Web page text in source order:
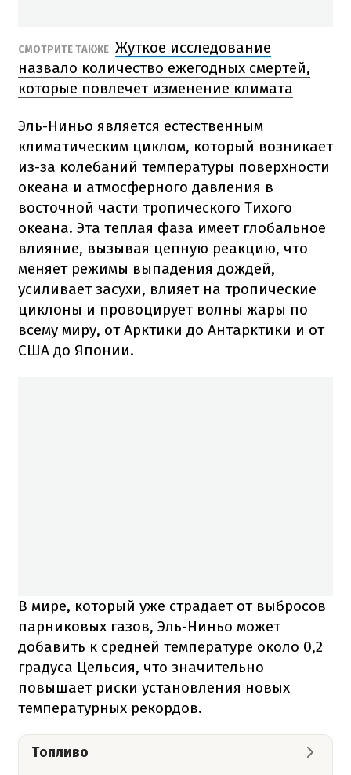
СМОТРИТЕ ТАКЖЕ Жуткое исследование
назвало количество ежегодных смертей,
которые повлечет изменение климата
Эль-Ниньо является естественным
климатическим циклом, который возникает
из-за колебаний температуры поверхности
океана и атмосферного давления в
восточной части тропического Тихого
океана. Эта теплая фаза имеет глобальное
влияние, вызывая цепную реакцию, что
меняет режимы выпадения дождей,
усиливает засухи, влияет на тропические
циклоны и провоцирует волны жары по
всему миру, от Арктики до Антарктики и от
США до Японии.
В мире, который уже страдает от выбросов
парниковых газов, Эль-Ниньо может
добавить к средней температуре около 0,2
градуса Цельсия, что значительно
повышает риски установления новых
температурных рекордов.
Топливо